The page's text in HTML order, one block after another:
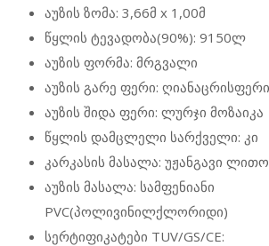
აუზის ზომა: 3,66მ x 1,00მ
წყლის ტევადობა(90%): 9150ლ
აუზის ფორმა: მრგვალი
აუზის გარე ფერი: ღიანაცრისფერი
აუზის შიდა ფერი: ლურჯი მოზაიკა
წყლის დამცლელი სარქველი: კი
კარკასის მასალა: უჟანგავი
აუზის მასალა: სამფენიანი
PVC(პოლივინილქლორიდი)
სერტიფიკატები TUV/GS/CE: